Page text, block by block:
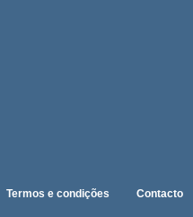
Termos e condições Contacto